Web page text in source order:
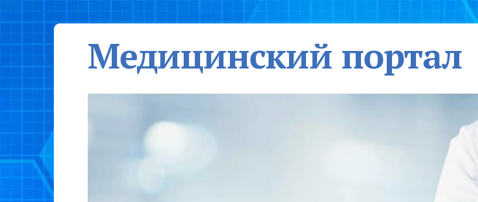
Медицинский портал